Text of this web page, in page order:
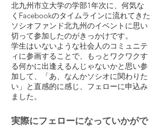
北九州市立大学の学部1年次に、何気な
くFacebookのタイムラインに流れてきた
ソシオファンド北九州のイベントに思い
切って参加したのがきっかけです。
学生はいないような社会人のコミュニテ
ィに参画することで、もっとワクワクす
る何かに出逢えるんじゃないかと思い参
加して、「あ、なんかソシオに関わりた
い」と直感的に感じ、フェローに申込み
ました。
実際にフェローになっていかがで